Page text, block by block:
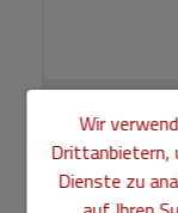
Wir
Drittanbietern,
Dienste zu